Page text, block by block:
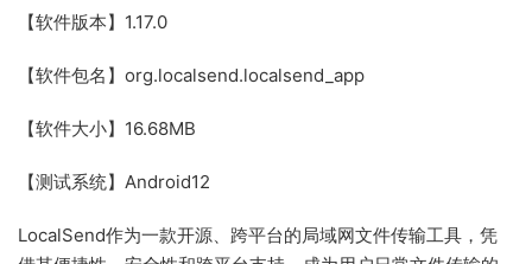
【软件版本】1.17.0
【软件包名】org.localsend.localsend_app
【软件大小】16.68MB
【测试系统】Android12
LocalSend作为一款开源、跨平台的局域网文件传输工具，凭